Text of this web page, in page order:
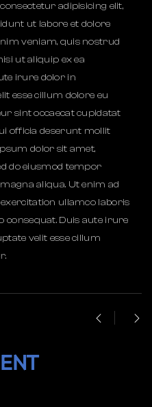
adipisicing elit,
ut labore et dolore
veniam, quis nostrud
ut aliquip ex ea
irure dolor in
esse cillum dolore eu
sint occaecat cupidatat
officia deserunt mollit
dolor sit amet,
do eiusmod tempor
aliqua. Ut enim ad
ullamco laboris
consequat. Duis aute irure
velit esse cillum